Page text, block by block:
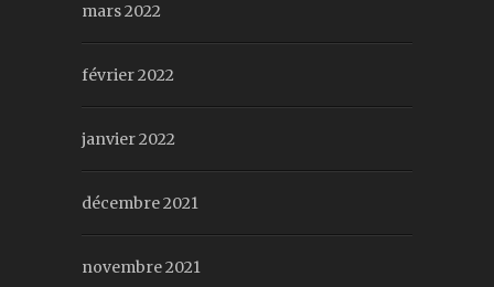
mars 2022
février 2022
janvier 2022
décembre 2021
novembre 2021